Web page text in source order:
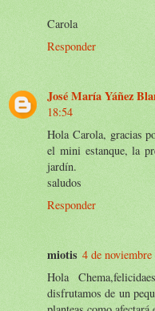
Carola
Responder
José María Yáñez
18:54
Hola Carola, gracias
el mini estanque, la
jardín.
saludos
Responder
miotis 4 de
Hola
disfrutamos de un